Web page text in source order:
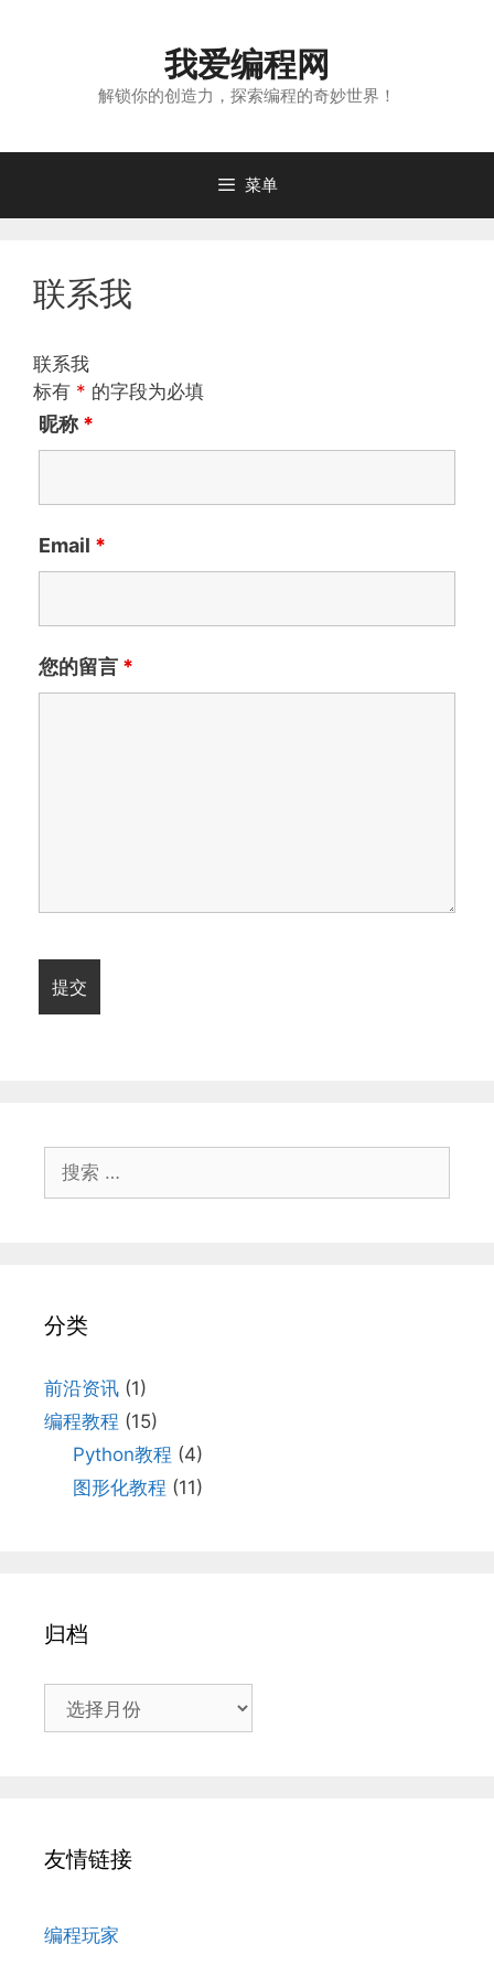
我爱编程网
解锁你的创造力，探索编程的奇妙世界！
菜单
联系我
联系我
标有 * 的字段为必填
昵称 *
Email *
您的留言 *
分类
前沿资讯 (1)
编程教程 (15)
Python教程 (4)
图形化教程 (11)
归档
友情链接
编程玩家